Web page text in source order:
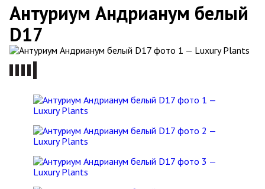
Антуриум Андрианум белый
D17